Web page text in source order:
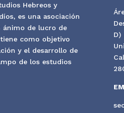
Hebreos y
es una asociación
ánimo de lucro de
como objetivo
y el desarrollo de
de los estudios
D)